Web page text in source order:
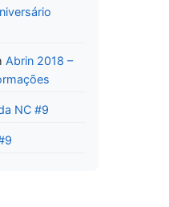
Abrin 2018 –
NC #9